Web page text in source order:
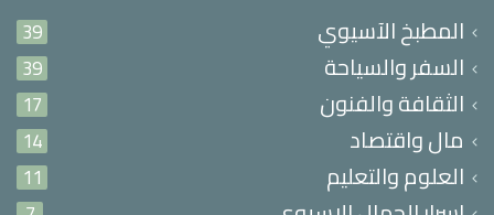
المطبخ الآسيوي 39
السفر والسياحة 39
الثقافة والفنون 17
مال واقتصاد 14
العلوم والتعليم 11